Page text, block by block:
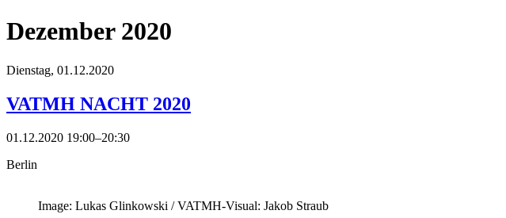
Dezember 2020
Dienstag, 01.12.2020
VATMH NACHT 2020
01.12.2020 19:00–20:30
Berlin
Image: Lukas Glinkowski / VATMH-Visual: Jakob Straub